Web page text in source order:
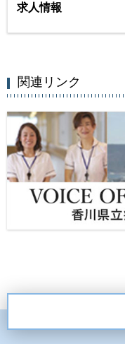
求人情報
関連リンク